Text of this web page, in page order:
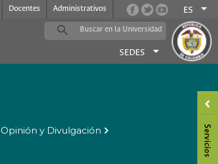
Docentes Administrativos ES
SEDES
Opinión y Divulgación